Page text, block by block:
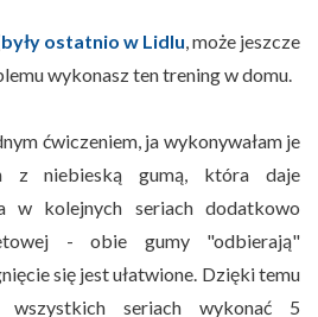
były ostatnio w Lidlu, może jeszcze
wykonasz ten trening w domu.
ćwiczeniem, ja wykonywałam je
z niebieską gumą, która daje
w kolejnych seriach dodatkowo
- obie gumy "odbierają"
się jest ułatwione. Dzięki temu
seriach wykonać 5